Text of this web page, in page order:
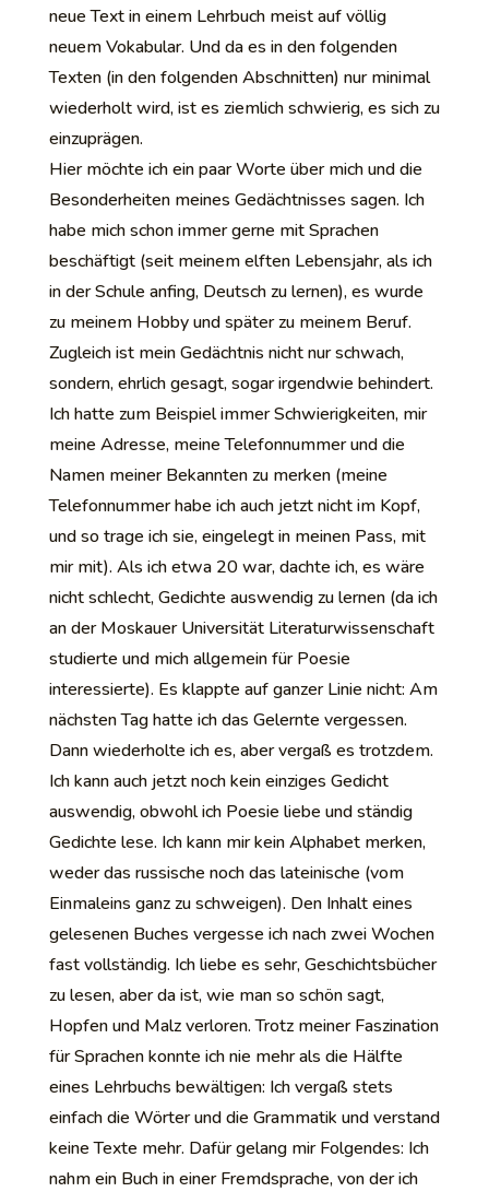
neue Text in einem Lehrbuch meist auf völlig
neuem Vokabular. Und da es in den folgenden
Texten (in den folgenden Abschnitten) nur minimal
wiederholt wird, ist es ziemlich schwierig, es sich zu
einzuprägen.
Hier möchte ich ein paar Worte über mich und die
Besonderheiten meines Gedächtnisses sagen. Ich
habe mich schon immer gerne mit Sprachen
beschäftigt (seit meinem elften Lebensjahr, als ich
in der Schule anfing, Deutsch zu lernen), es wurde
zu meinem Hobby und später zu meinem Beruf.
Zugleich ist mein Gedächtnis nicht nur schwach,
sondern, ehrlich gesagt, sogar irgendwie behindert.
Ich hatte zum Beispiel immer Schwierigkeiten, mir
meine Adresse, meine Telefonnummer und die
Namen meiner Bekannten zu merken (meine
Telefonnummer habe ich auch jetzt nicht im Kopf,
und so trage ich sie, eingelegt in meinen Pass, mit
mir mit). Als ich etwa 20 war, dachte ich, es wäre
nicht schlecht, Gedichte auswendig zu lernen (da ich
an der Moskauer Universität Literaturwissenschaft
studierte und mich allgemein für Poesie
interessierte). Es klappte auf ganzer Linie nicht: Am
nächsten Tag hatte ich das Gelernte vergessen.
Dann wiederholte ich es, aber vergaß es trotzdem.
Ich kann auch jetzt noch kein einziges Gedicht
auswendig, obwohl ich Poesie liebe und ständig
Gedichte lese. Ich kann mir kein Alphabet merken,
weder das russische noch das lateinische (vom
Einmaleins ganz zu schweigen). Den Inhalt eines
gelesenen Buches vergesse ich nach zwei Wochen
fast vollständig. Ich liebe es sehr, Geschichtsbücher
zu lesen, aber da ist, wie man so schön sagt,
Hopfen und Malz verloren. Trotz meiner Faszination
für Sprachen konnte ich nie mehr als die Hälfte
eines Lehrbuchs bewältigen: Ich vergaß stets
einfach die Wörter und die Grammatik und verstand
keine Texte mehr. Dafür gelang mir Folgendes: Ich
nahm ein Buch in einer Fremdsprache, von der ich